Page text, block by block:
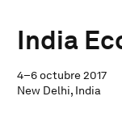
India
4–6 octubre 2017
New Delhi, India